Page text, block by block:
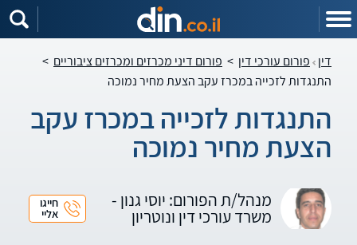
דין פורום עורכי דין > פורום דיני מכרזים ומכרזים ציבוריים >
התנגדות לזכייה במכרז עקב הצעת מחיר נמוכה
התנגדות לזכייה במכרז עקב
הצעת מחיר נמוכה
מנהל/ת הפורום: יוסי גנון -
משרד עורכי דין ונוטריון
חייגו
אליי